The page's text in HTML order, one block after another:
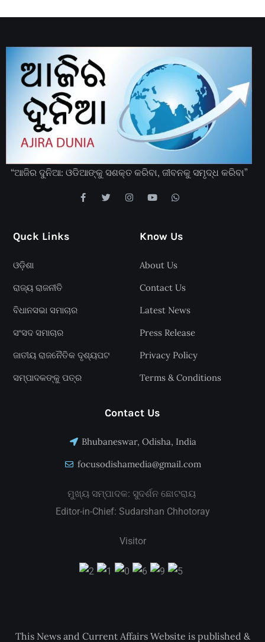
“ଆଜିର ଦୁନିଆ: ଓଡିଆଙ୍କୁ ସଶକ୍ତ କରିବା, ଜୀବନକୁ ସମୃଦ୍ଧ କରିବା”
Quck Links
ଓଡ଼ିଶା
ରାଜ୍ୟ ରାଜନୀତି
ବିଧାନସଭା ସମାଚାର
ସଂସଦ ସମାଚାର
ଜାତୀୟ ରାଜନୈତିକ ଦୃଶ୍ୟପଟ
ସମ୍ପାଦକଙ୍କୁ ପତ୍ର
Know Us
About Us
Contact Us
Latest News
Press Release
Privacy Policy
Terms & Conditions
Contact Us
Bhubaneswar, Odisha, India
focusodishamedia@gmail.com
ମୁଖ୍ୟ ସମ୍ପାଦକ: ସୁଦର୍ଶନ ଛୋଟରାୟ
Editor-in-Chief: Sudarshan Chhotoray
Visitor
This News and Current Affairs Website is published &